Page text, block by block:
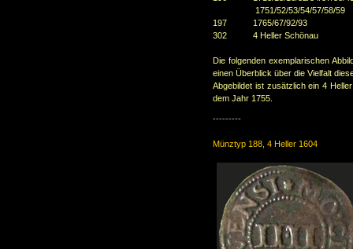
1751/52/53/54/57/58/59
197 1765/67/92/93
302 4 Heller Schönau
Die folgenden exemplarischen
einen Überblick über die Vielfalt
Abgebildet ist zusätzlich ein 4
dem Jahr 1755.
---------
Münztyp 188, 4 Heller 1604